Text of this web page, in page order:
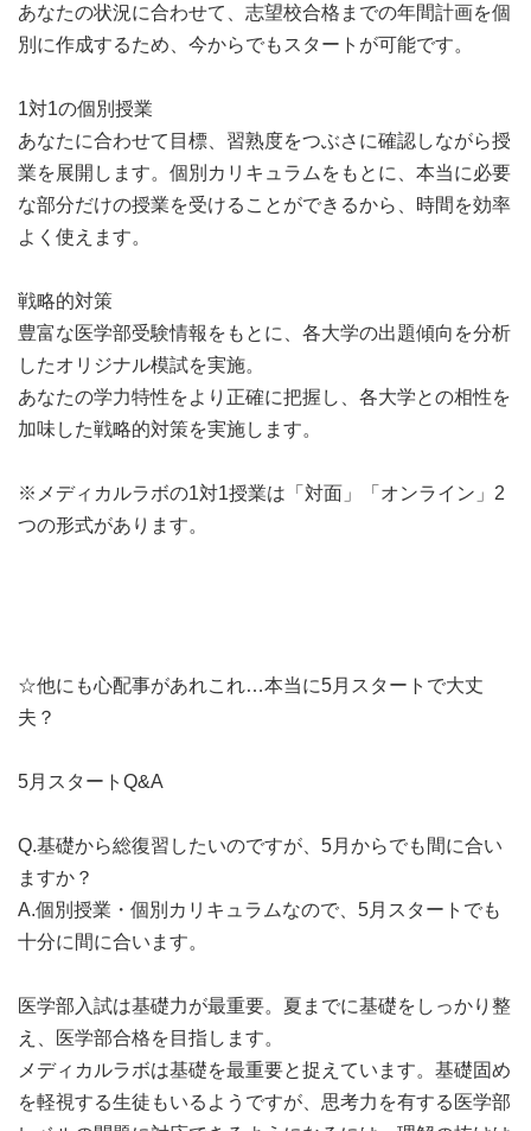
あなたの状況に合わせて、志望校合格までの年間計画を個
別に作成するため、今からでもスタートが可能です。
1対1の個別授業
あなたに合わせて目標、習熟度をつぶさに確認しながら授
業を展開します。個別カリキュラムをもとに、本当に必要
な部分だけの授業を受けることができるから、時間を効率
よく使えます。
戦略的対策
豊富な医学部受験情報をもとに、各大学の出題傾向を分析
したオリジナル模試を実施。
あなたの学力特性をより正確に把握し、各大学との相性を
加味した戦略的対策を実施します。
※メディカルラボの1対1授業は「対面」「オンライン」2
つの形式があります。
☆他にも心配事があれこれ…本当に5月スタートで大丈
夫？
5月スタートQ&A
Q.基礎から総復習したいのですが、5月からでも間に合い
ますか？
A.個別授業・個別カリキュラムなので、5月スタートでも
十分に間に合います。
医学部入試は基礎力が最重要。夏までに基礎をしっかり整
え、医学部合格を目指します。
メディカルラボは基礎を最重要と捉えています。基礎固め
を軽視する生徒もいるようですが、思考力を有する医学部